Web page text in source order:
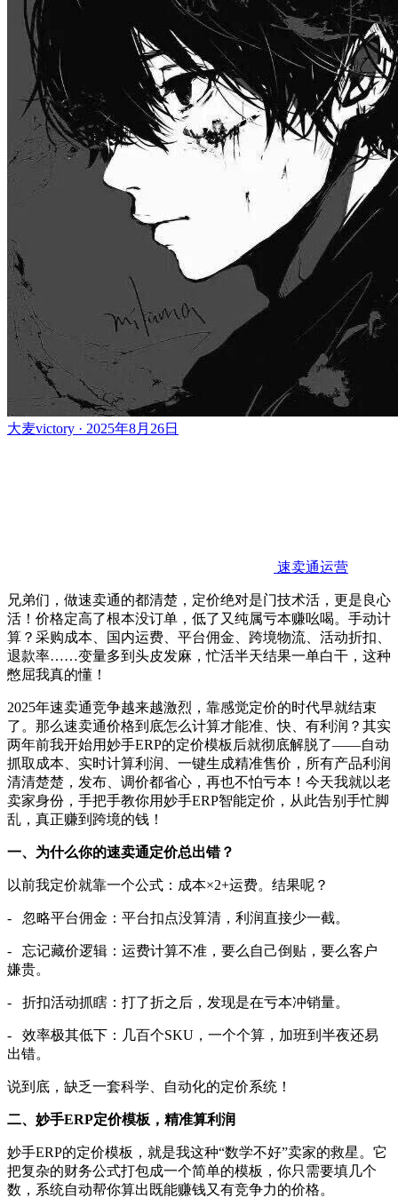
大麦victory · 2025年8月26日
速卖通运营
兄弟们，做速卖通的都清楚，定价绝对是门技术活，更是良心
活！价格定高了根本没订单，低了又纯属亏本赚吆喝。手动计
算？采购成本、国内运费、平台佣金、跨境物流、活动折扣、
退款率……变量多到头皮发麻，忙活半天结果一单白干，这种
憋屈我真的懂！
2025年速卖通竞争越来越激烈，靠感觉定价的时代早就结束
了。那么速卖通价格到底怎么计算才能准、快、有利润？其实
两年前我开始用妙手ERP的定价模板后就彻底解脱了——自动
抓取成本、实时计算利润、一键生成精准售价，所有产品利润
清清楚楚，发布、调价都省心，再也不怕亏本！今天我就以老
卖家身份，手把手教你用妙手ERP智能定价，从此告别手忙脚
乱，真正赚到跨境的钱！
一、为什么你的速卖通定价总出错？
以前我定价就靠一个公式：成本×2+运费。结果呢？
- 忽略平台佣金：平台扣点没算清，利润直接少一截。
- 忘记藏价逻辑：运费计算不准，要么自己倒贴，要么客户
嫌贵。
- 折扣活动抓瞎：打了折之后，发现是在亏本冲销量。
- 效率极其低下：几百个SKU，一个个算，加班到半夜还易
出错。
说到底，缺乏一套科学、自动化的定价系统！
二、妙手ERP定价模板 ， 精准算利润
妙手ERP的定价模板，就是我这种“数学不好”卖家的救星。它
把复杂的财务公式打包成一个简单的模板，你只需要填几个
数，系统自动帮你算出既能赚钱又有竞争力的价格。